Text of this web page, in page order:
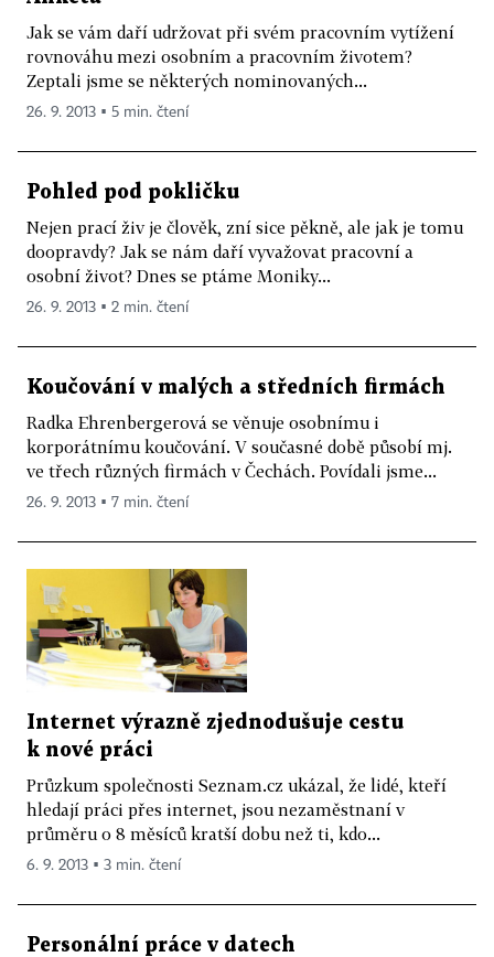
Jak se vám daří udržovat při svém pracovním vytížení
rovnováhu mezi osobním a pracovním životem?
Zeptali jsme se některých nominovaných...
26. 9. 2013 ▪ 5 min. čtení
Pohled pod pokličku
Nejen prací živ je člověk, zní sice pěkně, ale jak je tomu
doopravdy? Jak se nám daří vyvažovat pracovní a
osobní život? Dnes se ptáme Moniky...
26. 9. 2013 ▪ 2 min. čtení
Koučování v malých a středních firmách
Radka Ehrenbergerová se věnuje osobnímu i
korporátnímu koučování. V současné době působí mj.
ve třech různých firmách v Čechách. Povídali jsme...
26. 9. 2013 ▪ 7 min. čtení
Internet výrazně zjednodušuje cestu
k nové práci
Průzkum společnosti Seznam.cz ukázal, že lidé, kteří
hledají práci přes internet, jsou nezaměstnaní v
průměru o 8 měsíců kratší dobu než ti, kdo...
6. 9. 2013 ▪ 3 min. čtení
Personální práce v datech